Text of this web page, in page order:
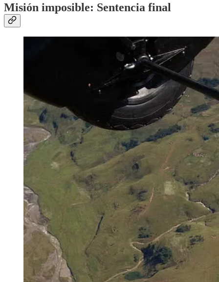
Misión imposible: Sentencia final